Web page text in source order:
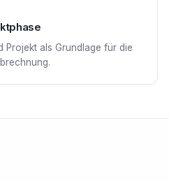
Projekt als Grundlage für die